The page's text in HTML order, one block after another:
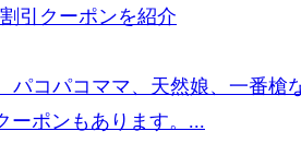
引クーポンを紹介
コパコママ、天然娘、一番槍
ーポンもあります。...